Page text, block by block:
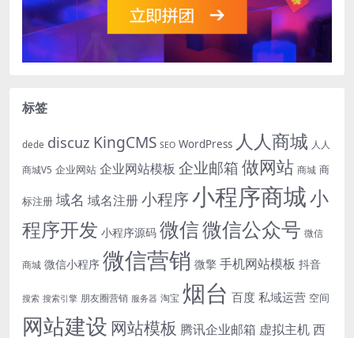
标签
dede discuz KingCMS SEO WordPress 人人商城 人人
商城V5 企业网站 企业网站模板 企业邮箱 做网站 商城 商
标注册 域名 域名注册小程序小程序商城小
程序开发 小程序源码 微信微信公众号 微信
商城 微信小程序 微信营销 微擎 手机网站模板 抖音
搜索 搜索引擎 朋友圈营销 服务器 淘宝 烟台 百度 私域运营 空间
网站建设 网站模板 腾讯企业邮箱 虚拟主机西